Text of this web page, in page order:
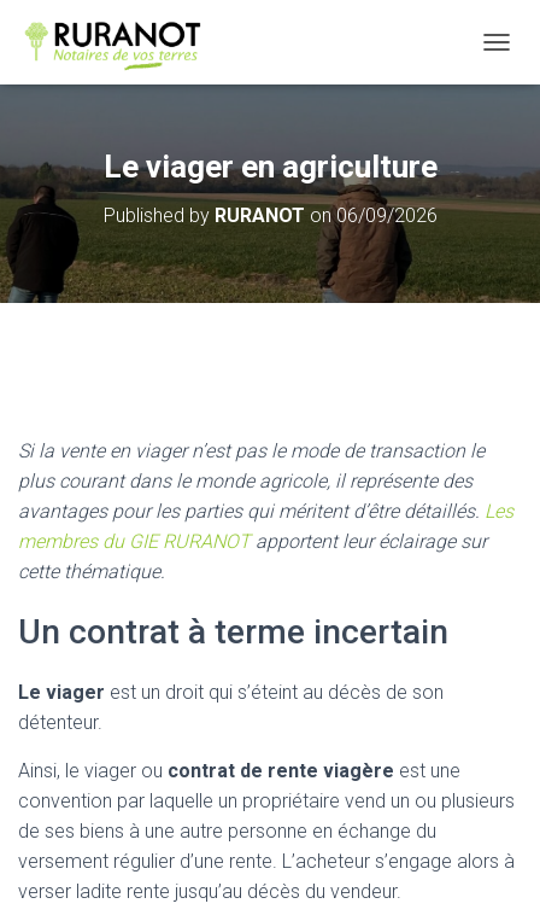
Le viager en agriculture
Published by RURANOT on06/09/2026
Si la vente en viager n’est pas le mode de transaction le
plus courant dans le monde agricole, il représente des
avantages pour les parties qui méritent d’être détaillés. Les
membres du GIE RURANOTapportent leur éclairage sur
cette thématique.
Un contrat à terme incertain
Le viager est un droit qui s’éteint au décès de son
détenteur.
Ainsi, le viager ou contrat de rente viagère est une
convention par laquelle un propriétaire vend un ou plusieurs
de ses biens à une autre personne en échange du
versement régulier d’une rente. L’acheteur s’engage alors à
verser ladite rente jusqu’au décès du vendeur.